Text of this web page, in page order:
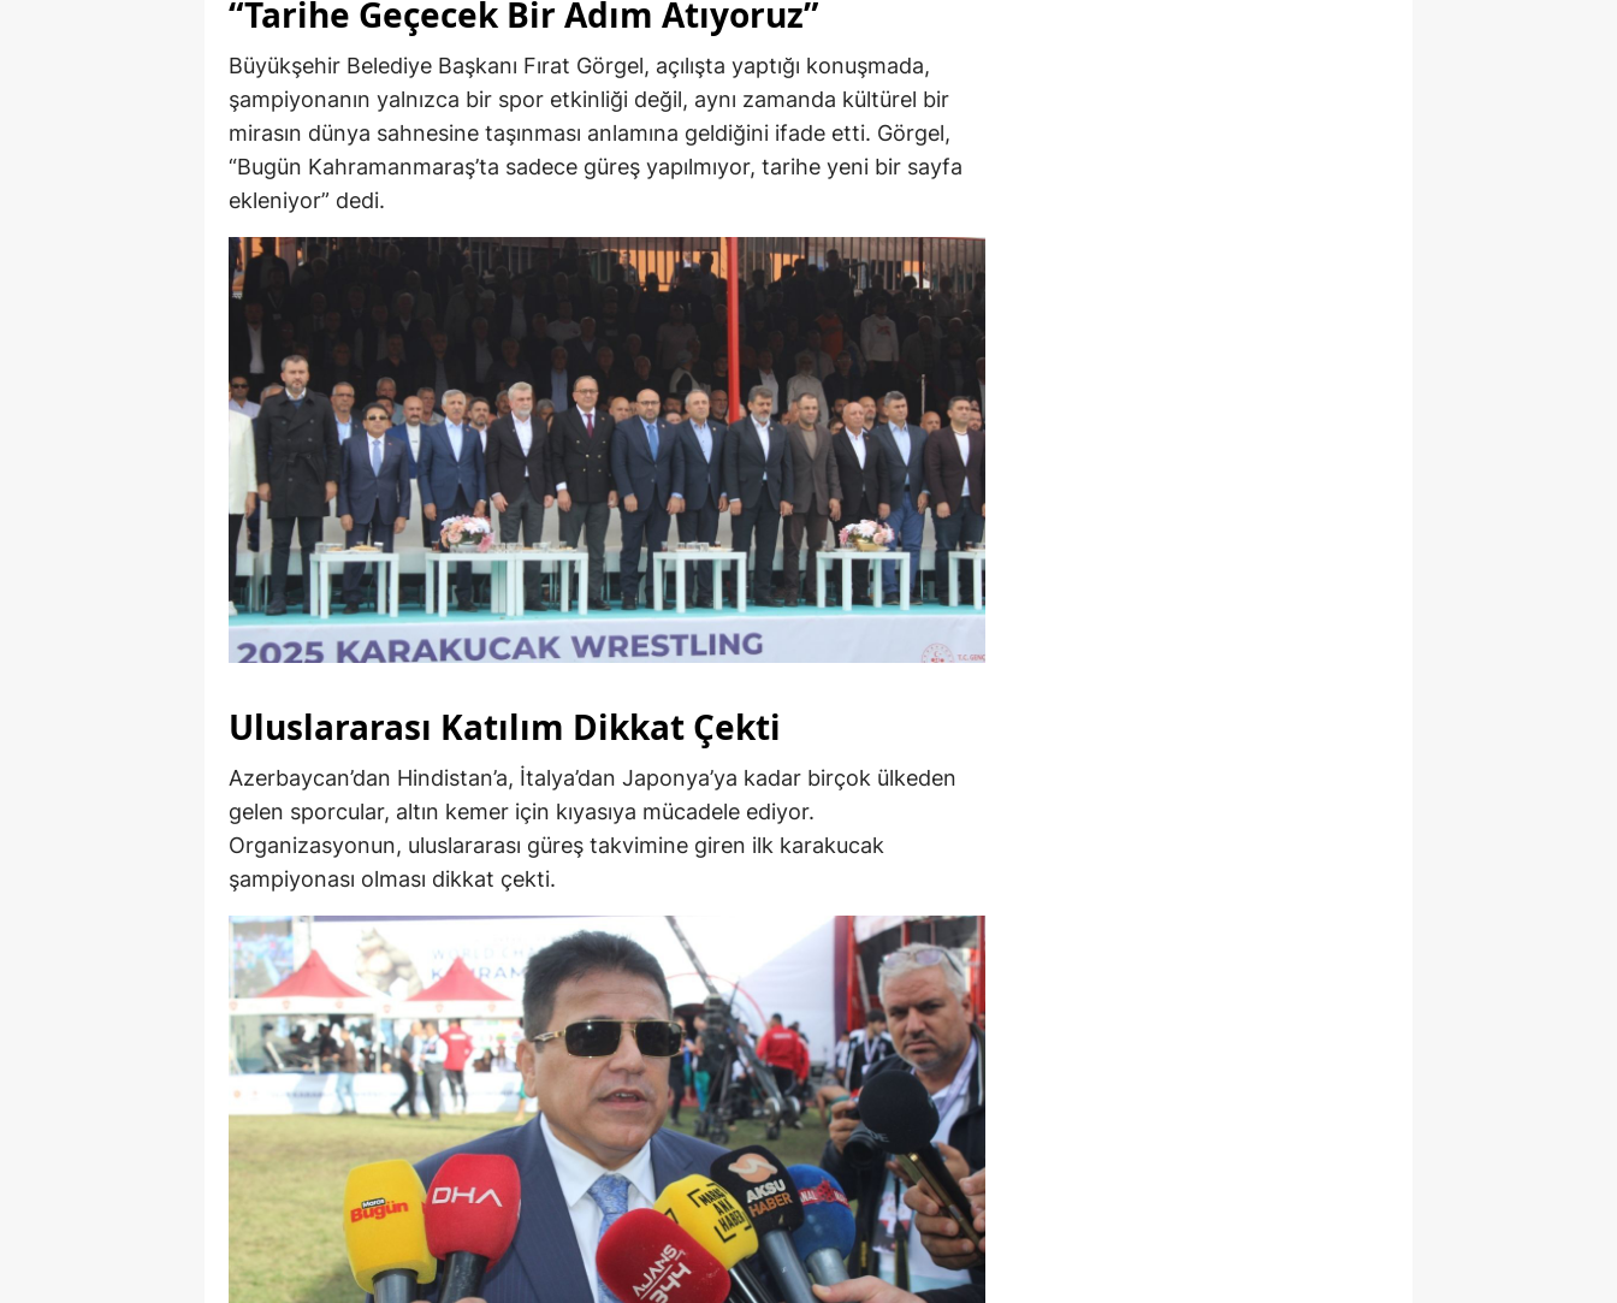
“Tarihe Geçecek Bir Adım Atıyoruz”
Büyükşehir Belediye Başkanı Fırat Görgel, açılışta yaptığı konuşmada,
şampiyonanın yalnızca bir spor etkinliği değil, aynı zamanda kültürel bir
mirasın dünya sahnesine taşınması anlamına geldiğini ifade etti. Görgel,
“Bugün Kahramanmaraş’ta sadece güreş yapılmıyor, tarihe yeni bir sayfa
ekleniyor” dedi.
Uluslararası Katılım Dikkat Çekti
Azerbaycan’dan Hindistan’a, İtalya’dan Japonya’ya kadar birçok ülkeden
gelen sporcular, altın kemer için kıyasıya mücadele ediyor.
Organizasyonun, uluslararası güreş takvimine giren ilk karakucak
şampiyonası olması dikkat çekti.